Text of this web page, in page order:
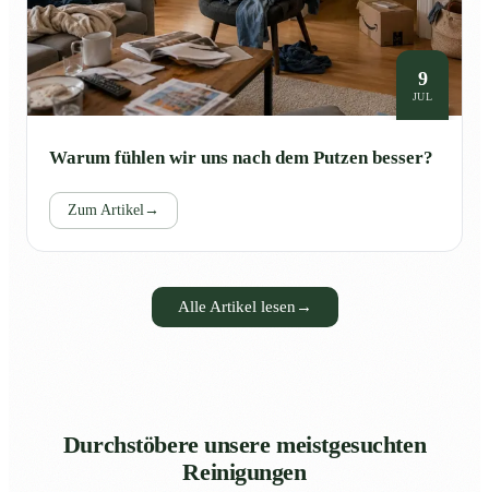
9
JUL
Warum fühlen wir uns nach dem Putzen besser?
Zum Artikel→
Alle Artikel lesen →
Durchstöbere unsere meistgesuchten
Reinigungen